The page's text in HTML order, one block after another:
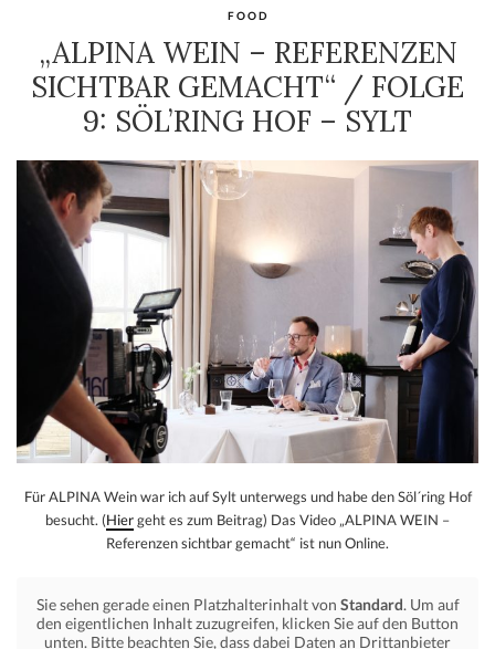
FOOD
„ALPINA WEIN – REFERENZEN
SICHTBAR GEMACHT“ / FOLGE
9: SÖL’RING HOF – SYLT
Für ALPINA Wein war ich auf Sylt unterwegs und habe den Söl´ring Hof
besucht. (Hiergeht es zum Beitrag) Das Video „ALPINA WEIN –
Referenzen sichtbar gemacht“ ist nun Online.
Sie sehen gerade einen Platzhalterinhalt von Standard. Um auf
den eigentlichen Inhalt zuzugreifen, klicken Sie auf den Button
unten. Bitte beachten Sie, dass dabei Daten an Drittanbieter